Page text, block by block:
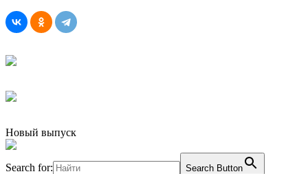
Новый выпуск
Search for: Search Button